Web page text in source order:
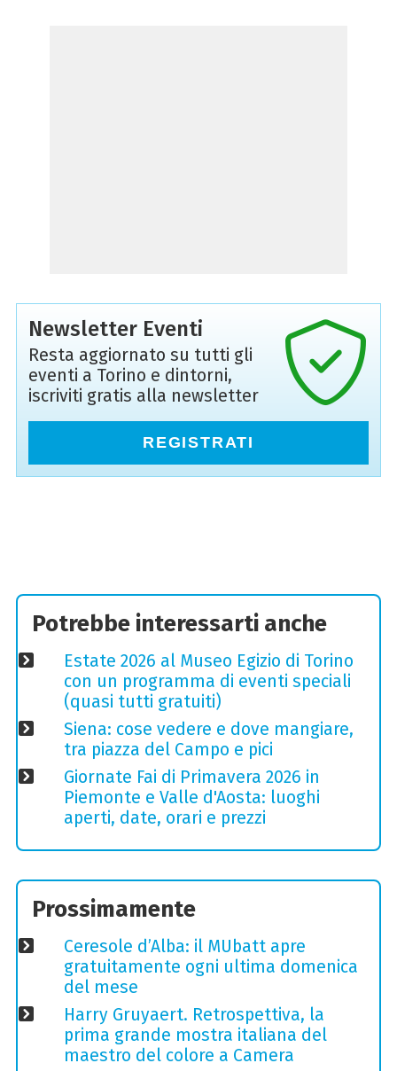
Newsletter Eventi
Resta aggiornato su tutti gli
eventi a Torino e dintorni,
iscriviti gratis alla newsletter
REGISTRATI
Potrebbe interessarti anche
Estate 2026 al Museo Egizio di Torino
con un programma di eventi speciali
(quasi tutti gratuiti)
Siena: cose vedere e dove mangiare,
tra piazza del Campo e pici
Giornate Fai di Primavera 2026 in
Piemonte e Valle d'Aosta: luoghi
aperti, date, orari e prezzi
Prossimamente
Ceresole d’Alba: il MUbatt apre
gratuitamente ogni ultima domenica
del mese
Harry Gruyaert. Retrospettiva, la
prima grande mostra italiana del
maestro del colore a Camera